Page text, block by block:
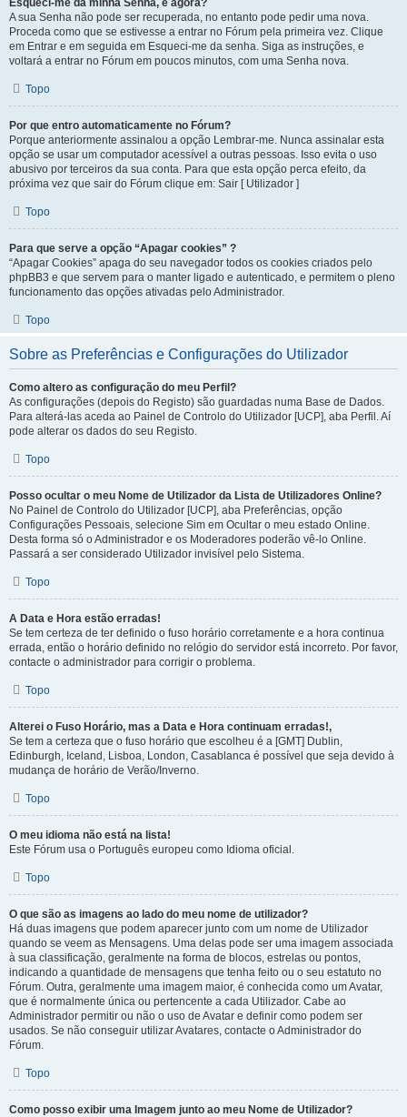
Esqueci-me da minha Senha, e agora?
A sua Senha não pode ser recuperada, no entanto pode pedir uma nova.
Proceda como que se estivesse a entrar no Fórum pela primeira vez. Clique
em Entrar e em seguida em Esqueci-me da senha. Siga as instruções, e
voltará a entrar no Fórum em poucos minutos, com uma Senha nova.
Topo
Por que entro automaticamente no Fórum?
Porque anteriormente assinalou a opção Lembrar-me. Nunca assinalar esta
opção se usar um computador acessível a outras pessoas. Isso evita o uso
abusivo por terceiros da sua conta. Para que esta opção perca efeito, da
próxima vez que sair do Fórum clique em: Sair [ Utilizador ]
Topo
Para que serve a opção “Apagar cookies” ?
“Apagar Cookies” apaga do seu navegador todos os cookies criados pelo
phpBB3 e que servem para o manter ligado e autenticado, e permitem o pleno
funcionamento das opções ativadas pelo Administrador.
Topo
Sobre as Preferências e Configurações do Utilizador
Como altero as configuração do meu Perfil?
As configurações (depois do Registo) são guardadas numa Base de Dados.
Para alterá-las aceda ao Painel de Controlo do Utilizador [UCP], aba Perfil. Aí
pode alterar os dados do seu Registo.
Topo
Posso ocultar o meu Nome de Utilizador da Lista de Utilizadores Online?
No Painel de Controlo do Utilizador [UCP], aba Preferências, opção
Configurações Pessoais, selecione Sim em Ocultar o meu estado Online.
Desta forma só o Administrador e os Moderadores poderão vê-lo Online.
Passará a ser considerado Utilizador invisível pelo Sistema.
Topo
A Data e Hora estão erradas!
Se tem certeza de ter definido o fuso horário corretamente e a hora continua
errada, então o horário definido no relógio do servidor está incorreto. Por favor,
contacte o administrador para corrigir o problema.
Topo
Alterei o Fuso Horário, mas a Data e Hora continuam erradas!,
Se tem a certeza que o fuso horário que escolheu é a [GMT] Dublin,
Edinburgh, Iceland, Lisboa, London, Casablanca é possível que seja devido à
mudança de horário de Verão/Inverno.
Topo
O meu idioma não está na lista!
Este Fórum usa o Português europeu como Idioma oficial.
Topo
O que são as imagens ao lado do meu nome de utilizador?
Há duas imagens que podem aparecer junto com um nome de Utilizador
quando se veem as Mensagens. Uma delas pode ser uma imagem associada
à sua classificação, geralmente na forma de blocos, estrelas ou pontos,
indicando a quantidade de mensagens que tenha feito ou o seu estatuto no
Fórum. Outra, geralmente uma imagem maior, é conhecida como um Avatar,
que é normalmente única ou pertencente a cada Utilizador. Cabe ao
Administrador permitir ou não o uso de Avatar e definir como podem ser
usados. Se não conseguir utilizar Avatares, contacte o Administrador do
Fórum.
Topo
Como posso exibir uma Imagem junto ao meu Nome de Utilizador?